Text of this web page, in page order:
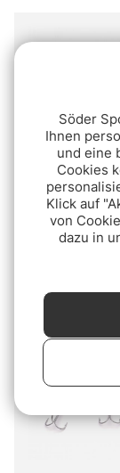
Bewertung:
(6)
Westin Swim
Sinking
Söder
Ihnen
und eine
Cookies
Klick auf
von
dazu in